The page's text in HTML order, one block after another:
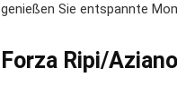
genießen Sie entspannte
Forza Ripi/